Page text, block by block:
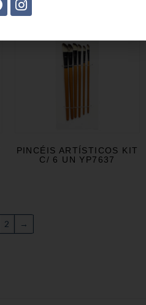
PINCÉIS ARTÍSTICOS KIT
C/ 6 UN YP7637
2 →